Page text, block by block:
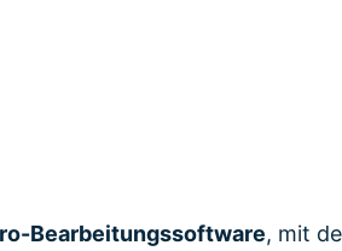
Bearbeitungssoftware, mit